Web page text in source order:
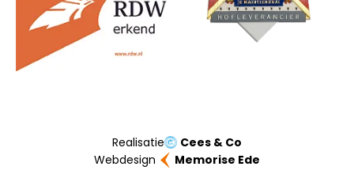
Realisatie
Cees & Co
Webdesign
Memorise Ede